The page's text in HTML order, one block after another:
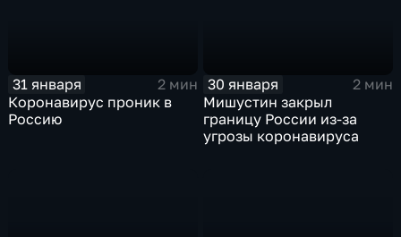
31 января
2 мин
Коронавирус проник в
Россию
30 января
2 мин
Мишустин закрыл
границу России из-за
угрозы коронавируса